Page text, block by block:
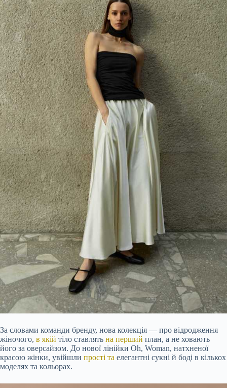
За словами команди бренду, нова колекція — про відродження
жіночого, в якій тіло ставлять на перший план, а не ховають
його за оверсайзом. До нової лінійки Oh, Woman, натхненої
красою жінки, увійшли прості та елегантні сукні й боді в кількох
моделях та кольорах.